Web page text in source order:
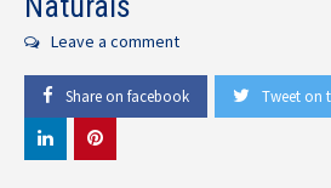
Leave a comment
Share on facebook Tweet on